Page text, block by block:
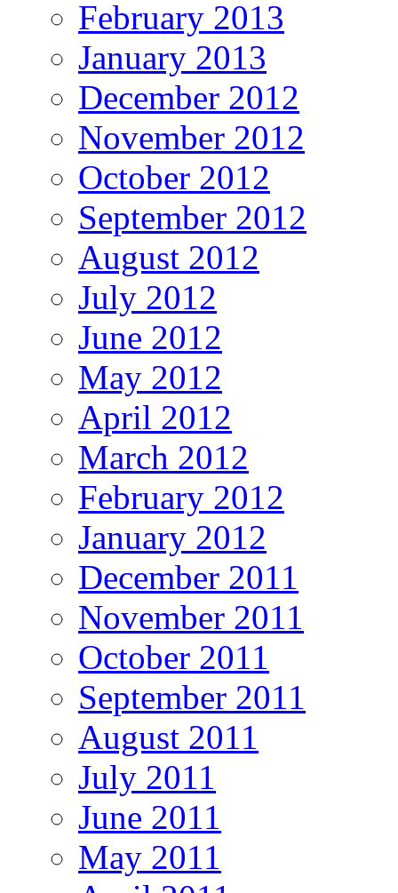
February 2013
January 2013
December 2012
November 2012
October 2012
September 2012
August 2012
July 2012
June 2012
May 2012
April 2012
March 2012
February 2012
January 2012
December 2011
November 2011
October 2011
September 2011
August 2011
July 2011
June 2011
May 2011